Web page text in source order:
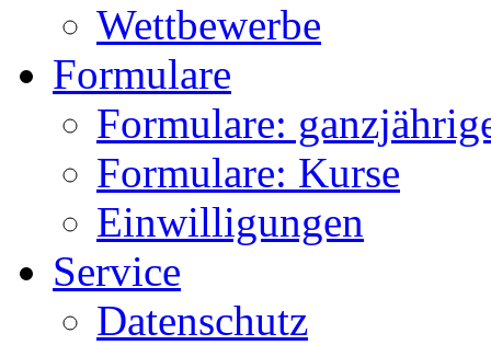
Wettbewerbe
Formulare
Formulare:
Formulare: Kurse
Einwilligungen
Service
Datenschutz